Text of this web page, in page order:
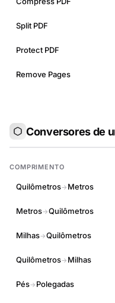
Split PDF
Protect PDF
Remove Pages
Conversores de
COMPRIMENTO
Quilômetros→ Metros
Metros→Quilômetros
Milhas→Quilômetros
Quilômetros→ Milhas
Pés→ Polegadas